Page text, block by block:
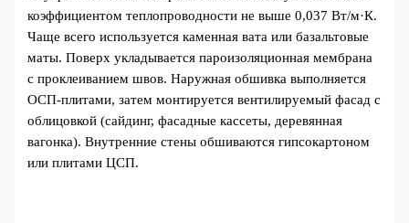
коэффициентом теплопроводности не выше 0,037 Вт/м·К.
Чаще всего используется каменная вата или базальтовые
маты. Поверх укладывается пароизоляционная мембрана
с проклеиванием швов. Наружная обшивка выполняется
ОСП-плитами, затем монтируется вентилируемый фасад с
облицовкой (сайдинг, фасадные кассеты, деревянная
вагонка). Внутренние стены обшиваются гипсокартоном
или плитами ЦСП.